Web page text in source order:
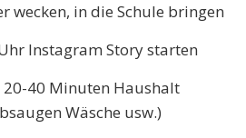
wecken, in die Schule bringen
Instagram Story starten
20-40 Minuten Haushalt
Wäsche usw.)